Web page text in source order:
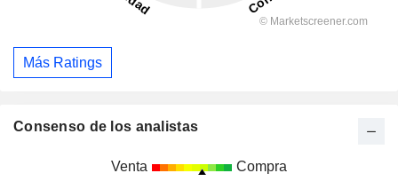
Más Ratings
Consenso de los analistas
Venta Compra